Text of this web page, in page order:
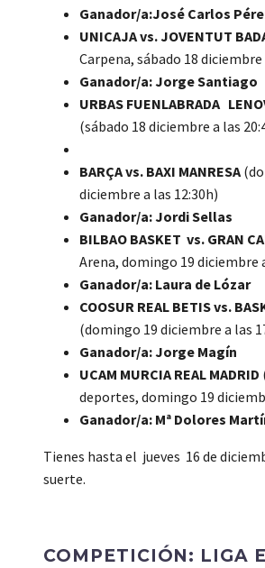
Ganador/a:José Carlos
UNICAJA vs. JOVENTUT
Carpena, sábado 18 diciembre
Ganador/a: Jorge Santiago
URBAS FUENLABRADA
(sábado 18 diciembre a las
BARÇA vs. BAXI MANRESA
diciembre a las 12:30h)
Ganador/a: Jordi Sellas
BILBAO BASKET vs. GRAN
Arena, domingo 19 diciembre
Ganador/a: Laura de Lózar
COOSUR REAL BETIS vs.
(domingo 19 diciembre a las
Ganador/a: Jorge Magín
UCAM MURCIA REAL MADRID
deportes, domingo 19
Ganador/a: Mª Dolores
Tienes hasta el jueves 16 de
suerte.
COMPETICIÓN: LIGA